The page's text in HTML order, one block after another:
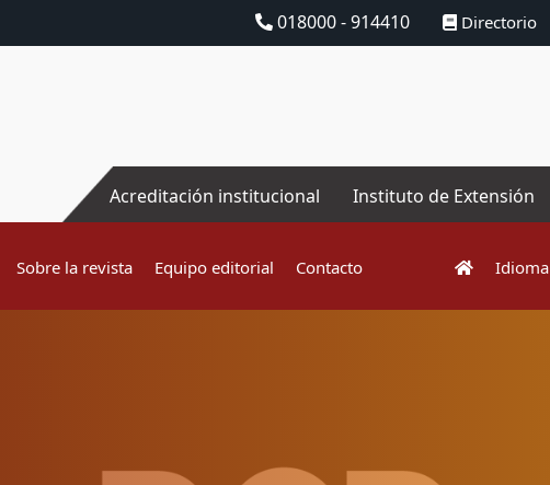
018000 - 914410 Directorio
Acreditación institucional Instituto de Extensión
Sobre la revista Equipo editorial Contacto Idioma